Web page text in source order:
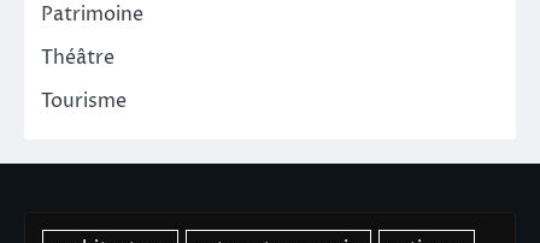
Patrimoine
Théâtre
Tourisme